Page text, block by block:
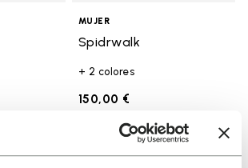
MUJER
Spidrwalk
+ 2 colores
150,00 €
Add to wishlist
Add